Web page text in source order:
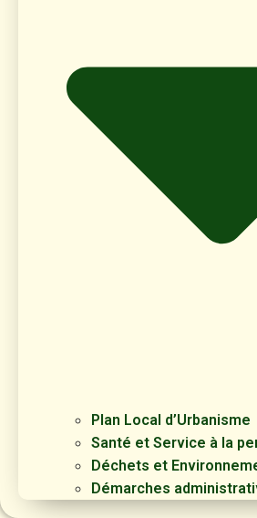
Plan Local d’Urbanisme
Santé et Service à la
Déchets et
Démarches